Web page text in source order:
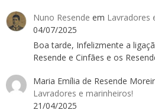
Nuno Resende em Lavradores
04/07/2025
Boa tarde, Infelizmente a
Resende e Cinfães e os
Maria Emília de Resende
Lavradores e marinheiros!
21/04/2025